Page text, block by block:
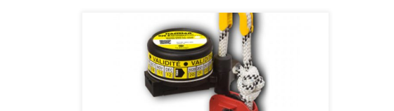
Especificaciones: